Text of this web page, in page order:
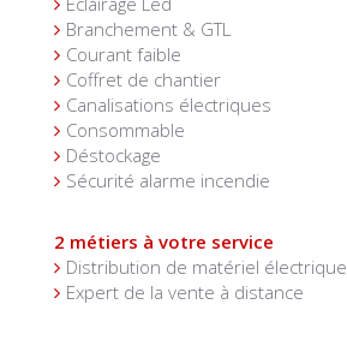
Branchement & GTL
Courant faible
Coffret de chantier
Canalisations électriques
Consommable
Déstockage
Sécurité alarme incendie
2 métiers à votre service
Distribution de matériel électrique
Expert de la vente à distance